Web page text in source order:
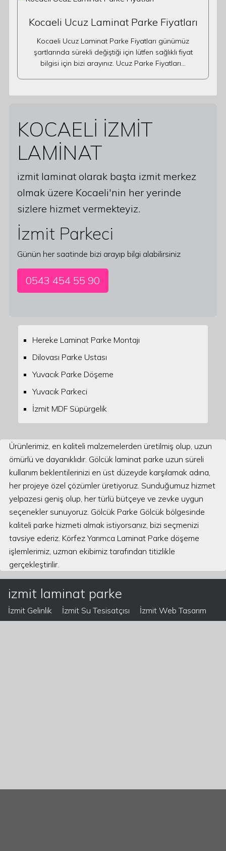
Kocaeli Ucuz Laminat Parke Fiyatları
Kocaeli Ucuz Laminat Parke Fiyatları günümüz
şartlarında sürekli değiştiği için lütfen sağlıklı fiyat
bilgisi için bizi arayınız. Ucuz Parke Fiyatları…
KOCAELİ İZMİT
LAMİNAT
izmit laminat olarak başta izmit merkez
olmak üzere Kocaeli'nin her yerinde
sizlere hizmet vermekteyiz.
İzmit Parkeci
Günün her saatinde bizi arayıp bilgi alabilirsiniz
0543 454 55 90
Hereke Laminat Parke Montajı
Dilovası Parke Ustası
Yuvacık Parke Döşeme
Yuvacık Parkeci
İzmit MDF Süpürgelik
Ürünlerimiz, en kaliteli malzemelerden üretilmiş olup, uzun
ömürlü ve dayanıklıdır. Gölcük laminat parke uzun süreli
kullanım beklentilerinizi en üst düzeyde karşılamak adına,
her projeye özel çözümler üretiyoruz. Sunduğumuz hizmet
yelpazesi geniş olup, her türlü bütçeye ve zevke uygun
seçenekler sunuyoruz. Gölcük Parke Gölcük bölgesinde
kaliteli parke hizmeti almak istiyorsanız, bizi seçmenizi
tavsiye ederiz. Körfez Yarımca Laminat Parke döşeme
işlemlerimiz, uzman ekibimiz tarafından titizlikle
gerçekleştirilir.
izmit laminat parke
İzmit Gelinlik İzmit Su Tesisatçısı İzmit Web Tasarım